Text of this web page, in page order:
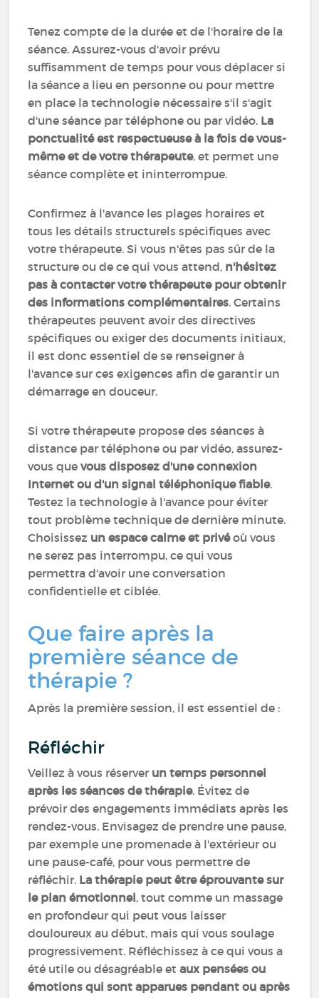
Tenez compte de la durée et de l'horaire de la
séance. Assurez-vous d'avoir prévu
suffisamment de temps pour vous déplacer si
la séance a lieu en personne ou pour mettre
en place la technologie nécessaire s'il s'agit
d'une séance par téléphone ou par vidéo. La
ponctualité est respectueuse à la fois de vous-
même et de votre thérapeute, et permet une
séance complète et ininterrompue.
Confirmez à l'avance les plages horaires et
tous les détails structurels spécifiques avec
votre thérapeute. Si vous n'êtes pas sûr de la
structure ou de ce qui vous attend, n'hésitez
pas à contacter votre thérapeute pour obtenir
des informations complémentaires. Certains
thérapeutes peuvent avoir des directives
spécifiques ou exiger des documents initiaux,
il est donc essentiel de se renseigner à
l'avance sur ces exigences afin de garantir un
démarrage en douceur.
Si votre thérapeute propose des séances à
distance par téléphone ou par vidéo, assurez-
vous que vous disposez d'une connexion
Internet ou d'un signal téléphonique fiable.
Testez la technologie à l'avance pour éviter
tout problème technique de dernière minute.
Choisissez un espace calme et privéoù vous
ne serez pas interrompu, ce qui vous
permettra d'avoir une conversation
confidentielle et ciblée.
Que faire après la
première séance de
thérapie ?
Après la première session, il est essentiel de :
Réfléchir
Veillez à vous réserver un temps personnel
après les séances de thérapie. Évitez de
prévoir des engagements immédiats après les
rendez-vous. Envisagez de prendre une pause,
par exemple une promenade à l'extérieur ou
une pause-café, pour vous permettre de
réfléchir. La thérapie peut être éprouvante sur
le plan émotionnel, tout comme un massage
en profondeur qui peut vous laisser
douloureux au début, mais qui vous soulage
progressivement. Réfléchissez à ce qui vous a
été utile ou désagréable etaux pensées ou
émotions qui sont apparues pendant ou après